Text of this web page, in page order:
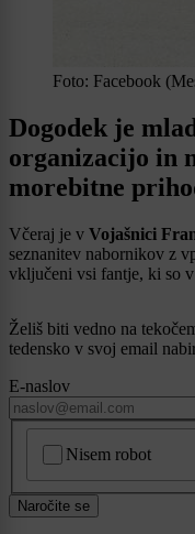
Foto: Facebook
Dogodek je
organizacijo in
morebitne
Včeraj je v Vojašnici
seznanitev nabornikov z
vključeni vsi fantje, ki so
Želiš biti vedno na
tedensko v svoj email
E-naslov
Nisem robot
Naročite se